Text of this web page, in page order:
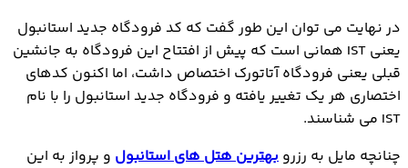
در نهایت می توان این طور گفت که کد فرودگاه جدید استانبول
یعنی IST همانی است که پیش از افتتاح این فرودگاه به جانشین
قبلی یعنی فرودگاه آتاتورک اختصاص داشت، اما اکنون کدهای
اختصاری هر یک تغییر یافته و فرودگاه جدید استانبول را با نام
IST می شناسند.
چنانچه مایل به رزرو بهترین هتل های استانبول و پرواز به این